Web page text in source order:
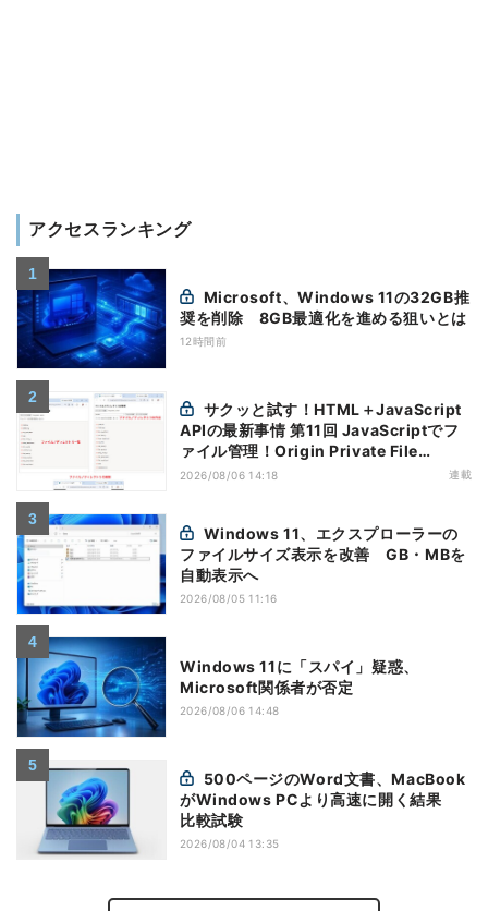
アクセスランキング
奨を削除 8GB最適化を進める狙いとは
12時間前
APIの最新事情 第11回 JavaScriptでフ
ァイル管理！Origin Private File
Systemを活用する
2026/08/06 14:18 連載
ファイルサイズ表示を改善 GB・MBを
自動表示へ
2026/08/05 11:16
Windows 11に「スパイ」疑惑、
Microsoft関係者が否定
2026/08/06 14:48
がWindows PCより高速に開く結果
比較試験
2026/08/04 13:35